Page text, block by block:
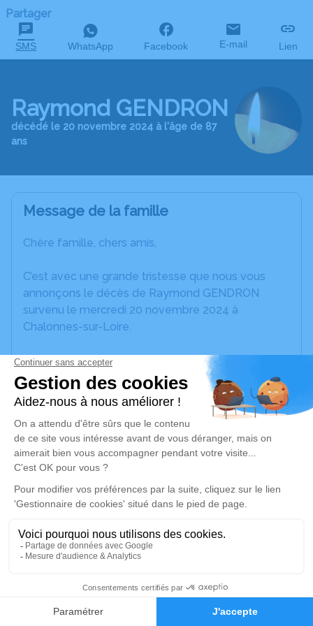
Faire-part Hommages
Partager
SMS WhatsApp Facebook E-mail Lien
Raymond GENDRON
décédé le 20 novembre 2024 à l'âge de 87
ans
Message de la famille
Chère famille, chers amis,
C’est avec une grande tristesse que nous vous
annonçons le décès de Raymond GENDRON
survenu le mercredi 20 novembre 2024 à
Chalonnes-sur-Loire.
Nous vous invitons à utiliser cet espace pour
laisser vos condoléances, partager des photos
souvenirs, une anecdote ou exprimer vos pensées
à travers des poèmes ou des textes. Cet endroit
est un lieu d'expression dédié à honorer la
mémoire de Raymond GENDRON.
Je rends hommage
Cérémonie religieuse
samedi 23 novembre 2024 à 15h00
Eglise de Saint-Georges-sur-Loire
49170 Saint-Georges-sur-Loire